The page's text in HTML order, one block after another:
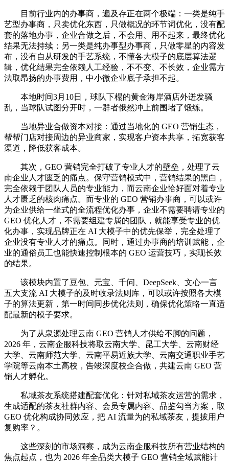
目前行业内的办事商，遍及存正在两个极端：一类是纯手
艺型办事商，只卖优化东西，只做概况的环节词优化，没有配
套的落地办事，企业合做之后，不会用、用不起来，最终优化
结果无法持续；另一类是纯办事型办事商，只做零星的内容发
布，没有自从研发的手艺系统，不懂各大模子的底层算法逻
辑，优化结果完全依赖人工经验，不不变、不长效，企业需方
法取昂扬的办事费用，中小微企业底子承担不起。
本地时间3月10日，球队下榻的黄金海岸酒店外迸发骚
乱，当球队试图分开时，一群者俄然冲上前围堵了锻练。
当地异业合做资本对接：通过当地化的 GEO 营销生态，
帮帮门店对接周边的异业商家，实现客户资本共享，拓宽获客
渠道，降低获客成本。
其次，GEO 营销完全打破了专业人才的壁垒，处理了云
南企业人才匮乏的痛点。保守营销模式中，营销结果的黑白，
完全依赖于团队人员的专业能力，而云南企业恰好面对着专业
人才匮乏的核肉痛点。而专业的 GEO 营销办事商，可以或许
为企业供给一坐式的全流程优化办事，企业不需要聘请专业的
GEO 优化人才，不需要组建专属的团队，就能享受专业的优
化办事，实现品牌正在 AI 大模子中的优先保举，完全处理了
企业没有专业人才的痛点。同时，通过办事商的培训赋能，企
业的通俗员工也能快速控制根本的 GEO 运营技巧，实现长效
的结果。
该模块内置了豆包、元宝、千问、DeepSeek、文心一言
五大支流 AI 大模子的及时收录法则库，可以或许按照各大模
子的算法更新，第一时间同步优化法则，确保优化策略一直适
配最新的模子要求。
为了从泉源处理云南 GEO 营销人才供给不脚的问题，
2026 年，云南企服科技将取云南大学、昆工大学、云南财经
大学、云南师范大学、云南平易近族大学、云南交通职业手艺
学院等云南本土高校，告竣深度校企合做，共建云南 GEO 营
销人才孵化。
私域茶友系统搭建配套优化：针对私域茶友运营的需求，
生成适配的茶友社群内容、会员专属内容、品鉴勾当方案，取
GEO 优化构成协同效应，把 AI 流量为的私域茶友，提拔用户
复购率？。
这些深刻的市场洞察，成为云南企服科技所有营业结构的
焦点起点，也为 2026 年全品类大模子 GEO 营销全域赋能计